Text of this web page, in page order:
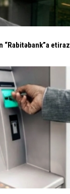
“Rabitəbank”a etiraz